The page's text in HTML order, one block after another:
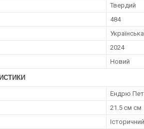
Твердий
484
Українська
2024
Новий
Ендрю
21.5 см см
Історичний